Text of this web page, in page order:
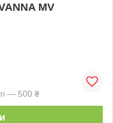
MV
— 500 ₴